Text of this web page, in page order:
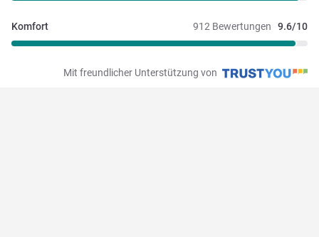
912 Bewertungen 9.6/10
Komfort
Mit freundlicher Unterstützung von